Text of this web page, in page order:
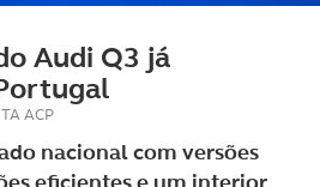
Audi Q3 já
ACP
nacional com versões